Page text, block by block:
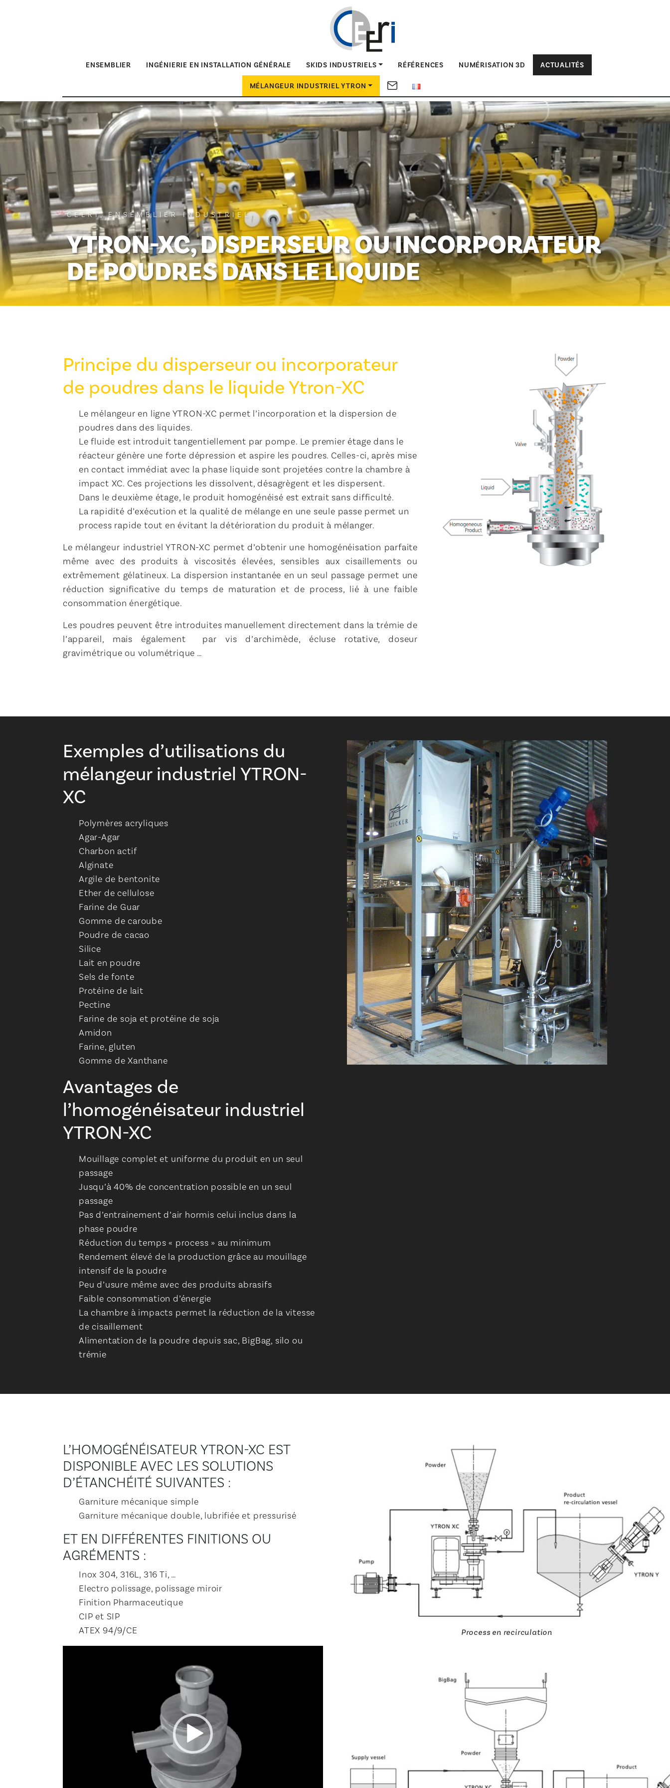
ENSEMBLIER INGÉNIERIE EN INSTALLATION GÉNÉRALE SKIDS INDUSTRIELS RÉFÉRENCES NUMÉRISATION 3D ACTUALITÉS
MÉLANGEUR INDUSTRIEL YTRON
CEERI, ENSEMBLIER INDUSTRIEL
YTRON-XC, DISPERSEUR OU INCORPORATEUR
DE POUDRES DANS LE LIQUIDE
Principe du disperseur ou incorporateur
de poudres dans le liquide Ytron-XC
Le mélangeur en ligne YTRON-XC permet l’incorporation et la dispersion de
poudres dans des liquides.
Le fluide est introduit tangentiellement par pompe. Le premier étage dans le
réacteur génère une forte dépression et aspire les poudres. Celles-ci, après mise
en contact immédiat avec la phase liquide sont projetées contre la chambre à
impact XC. Ces projections les dissolvent, désagrègent et les dispersent.
Dans le deuxième étage, le produit homogénéisé est extrait sans difficulté.
La rapidité d’exécution et la qualité de mélange en une seule passe permet un
process rapide tout en évitant la détérioration du produit à mélanger.
Le mélangeur industriel YTRON-XC permet d’obtenir une homogénéisation parfaite
même avec des produits à viscosités élevées, sensibles aux cisaillements ou
extrêmement gélatineux. La dispersion instantanée en un seul passage permet une
réduction significative du temps de maturation et de process, lié à une faible
consommation énergétique.
Les poudres peuvent être introduites manuellement directement dans la trémie de
l’appareil, mais également par vis d’archimède, écluse rotative, doseur
gravimétrique ou volumétrique …
Exemples d’utilisations du
mélangeur industriel YTRON-
XC
Polymères acryliques
Agar-Agar
Charbon actif
Alginate
Argile de bentonite
Ether de cellulose
Farine de Guar
Gomme de caroube
Poudre de cacao
Silice
Lait en poudre
Sels de fonte
Protéine de lait
Pectine
Farine de soja et protéine de soja
Amidon
Farine, gluten
Gomme de Xanthane
Avantages de
l’homogénéisateur industriel
YTRON-XC
Mouillage complet et uniforme du produit en un seul
passage
Jusqu’à 40% de concentration possible en un seul
passage
Pas d’entrainement d’air hormis celui inclus dans la
phase poudre
Réduction du temps « process » au minimum
Rendement élevé de la production grâce au mouillage
intensif de la poudre
Peu d’usure même avec des produits abrasifs
Faible consommation d’énergie
La chambre à impacts permet la réduction de la vitesse
de cisaillement
Alimentation de la poudre depuis sac, BigBag, silo ou
trémie
L’HOMOGÉNÉISATEUR YTRON-XC EST
DISPONIBLE AVEC LES SOLUTIONS
D’ÉTANCHÉITÉ SUIVANTES :
Garniture mécanique simple
Garniture mécanique double, lubrifiée et pressurisé
ET EN DIFFÉRENTES FINITIONS OU
AGRÉMENTS :
Inox 304, 316L, 316 Ti, …
Electro polissage, polissage miroir
Finition Pharmaceutique
CIP et SIP
ATEX 94/9/CE
Process en recirculation